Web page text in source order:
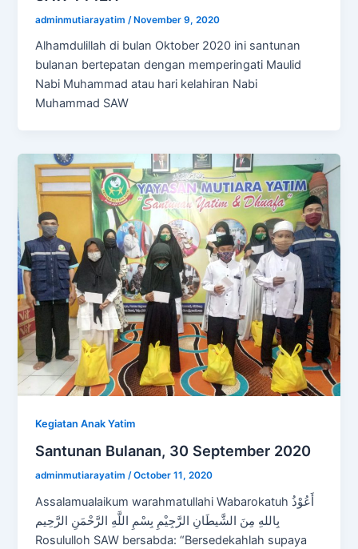
adminmutiarayatim /November 9, 2020
Alhamdulillah di bulan Oktober 2020 ini santunan
bulanan bertepatan dengan memperingati Maulid
Nabi Muhammad atau hari kelahiran Nabi
Muhammad SAW
Kegiatan Anak Yatim
Santunan Bulanan, 30 September 2020
adminmutiarayatim/October 11, 2020
Assalamualaikum warahmatullahi Wabarokatuh أَعُوْذُ
بِاللهِ مِنَ الشَّيطَانِ الرَّجِيْمِ بِسْمِ اللَّهِ الرَّحْمَنِ الرَّحِيم
Rosululloh SAW bersabda: “Bersedekahlah supaya